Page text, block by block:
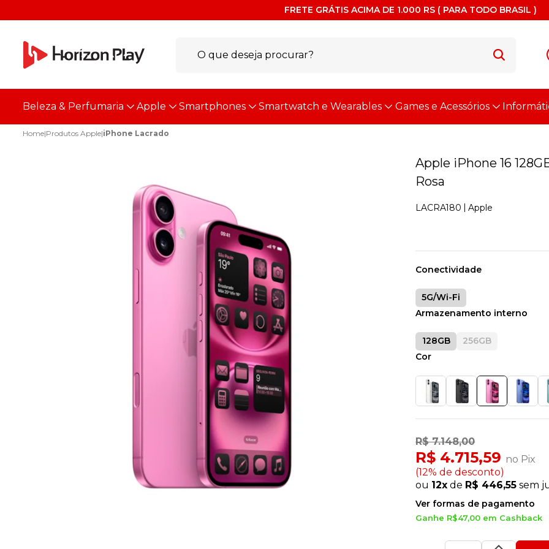
FRETE GRÁTIS ACIMA DE 1.000 RS ( PARA TODO BRASIL )
Beleza & Perfumaria Apple Smartphones Smartwatch e Wearables Games e Acessórios
Home|Produtos Apple|iPhone Lacrado
Apple iPhone 16
Rosa
LACRA180 Apple
R$ 7.148,00
R$ 4.715,59 no Pix
(12% de desconto)
ou 12x de R$ 446,55 sem
Ver formas de pagamento
Ganhe R$47,00 em Cashback
Conectividade
5G/Wi-Fi
Armazenamento interno
128GB
256GB
Cor